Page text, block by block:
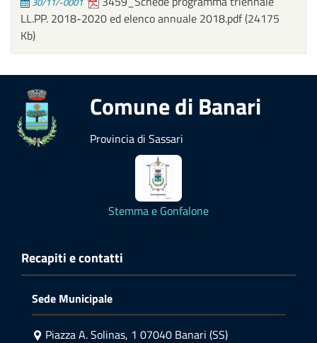
LL.PP. 2018-2020 ed elenco annuale 2018.pdf(24175
Kb)
Comune di Banari
Provincia di Sassari
Stemma e Gonfalone
Recapiti e contatti
Sede Municipale
Piazza A. Solinas, 1 07040 Banari (SS)